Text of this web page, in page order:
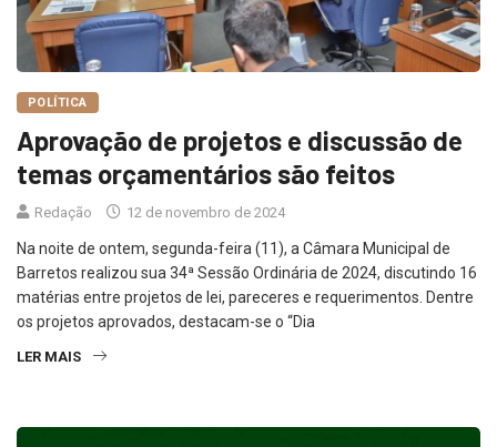
POLÍTICA
Aprovação de projetos e discussão de
temas orçamentários são feitos
Redação 12 de novembro de 2024
Na noite de ontem, segunda-feira (11), a Câmara Municipal de
Barretos realizou sua 34ª Sessão Ordinária de 2024, discutindo 16
matérias entre projetos de lei, pareceres e requerimentos. Dentre
os projetos aprovados, destacam-se o “Dia
LER MAIS